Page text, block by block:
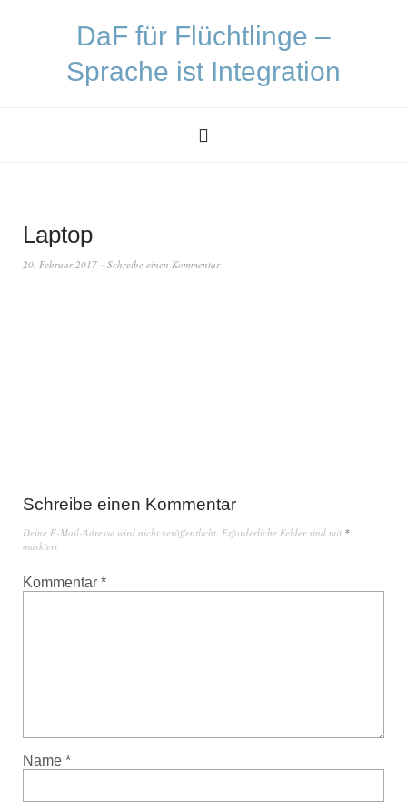
DaF für Flüchtlinge –
Sprache ist Integration
Laptop
20. Februar 2017 Schreibe einen Kommentar
Schreibe einen Kommentar
Deine E-Mail-Adresse wird nicht veröffentlicht. Erforderliche Felder sind mit *
markiert
Kommentar *
Name *